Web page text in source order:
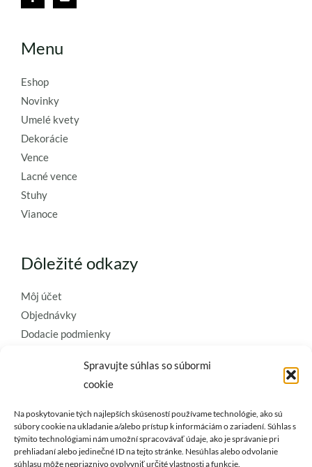
Spravujte súhlas so súbormi
cookie
Na poskytovanie tých najlepších skúseností používame technológie, ako sú
súbory cookie na ukladanie a/alebo prístup k informáciám o zariadení. Súhlas s
týmito technológiami nám umožní spracovávať údaje, ako je správanie pri
prehliadaní alebo jedinečné ID na tejto stránke. Nesúhlas alebo odvolanie
súhlasu môže nepriaznivo ovplyvniť určité vlastnosti a funkcie.
Menu
Eshop
Novinky
Umelé kvety
Dekorácie
Vence
Lacné vence
Stuhy
Vianoce
Dôležité odkazy
Môj účet
Objednávky
Dodacie podmienky
Ochrana osobných údajov
Zásady používania súborov cookie
Kontaktujte nás a požiadajte o
najkvalitnejšie umelé kvety a